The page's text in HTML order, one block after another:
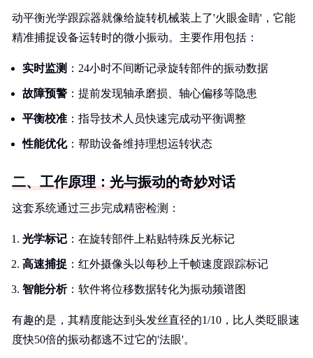
动平衡光学跟踪器就像给旋转机械装上了'火眼金睛'，它能
精准捕捉设备运转时的微小振动。主要作用包括：
实时监测 ：24小时不间断记录旋转部件的振动数据
故障预警 ：提前发现轴承磨损、轴心偏移等隐患
平衡校准 ：指导技术人员快速完成动平衡调整
性能优化：帮助设备维持理想运转状态
二、工作原理：光与振动的奇妙对话
这套系统通过三步完成精密检测：
光学标记 ：在旋转部件上粘贴特殊反光标记
高速捕捉 ：红外摄像头以每秒上千帧速度跟踪标记
智能分析：软件将位移数据转化为振动频谱图
有趣的是，其精度能达到头发丝直径的1/10，比人类眨眼速
度快50倍的振动都逃不过它的'法眼'。